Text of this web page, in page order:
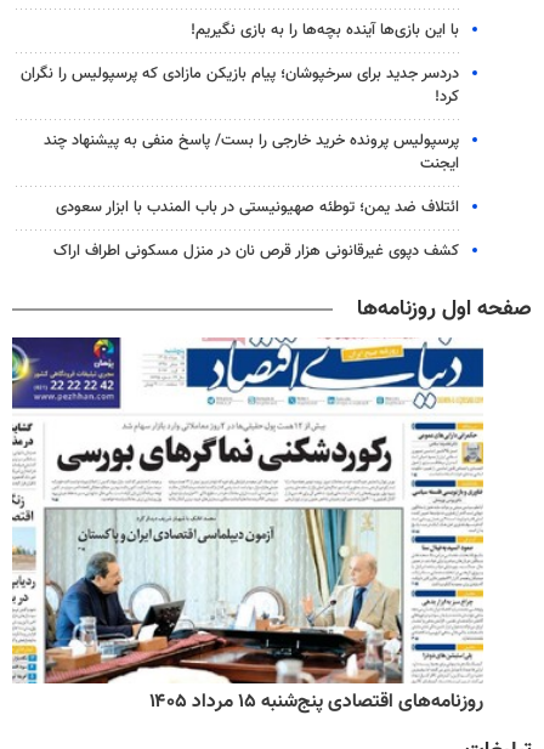
با این بازی‌ها آینده بچه‌ها را به بازی نگیریم!
دردسر جدید برای سرخپوشان؛ پیام بازیکن مازادی که پرسپولیس را نگران
کرد!
پرسپولیس پرونده خرید خارجی را بست/ پاسخ منفی به پیشنهاد چند
ایجنت
ائتلاف ضد یمن؛ توطئه صهیونیستی در باب المندب با ابزار سعودی
کشف دپوی غیرقانونی هزار قرص نان در منزل مسکونی اطراف اراک
صفحه اول روزنامه‌ها
روزنامه‌های اقتصادی پنج‌شنبه ۱۵ مرداد ۱۴۰۵